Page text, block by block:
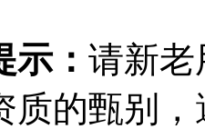
： 请新老
质的甄别